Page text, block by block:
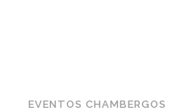
EVENTOS CHAMBERGOS